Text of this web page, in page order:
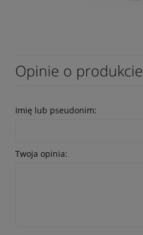
Opinie o
Imię lub pseudonim:
Twoja opinia: